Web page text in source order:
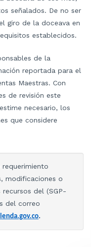
señalados. De no ser
giro de la doceava en
establecidos.
de la
reportada para el
Maestras. Con
de revisión este
necesario, los
que considere
modificaciones o
del (SGP-
del correo
.